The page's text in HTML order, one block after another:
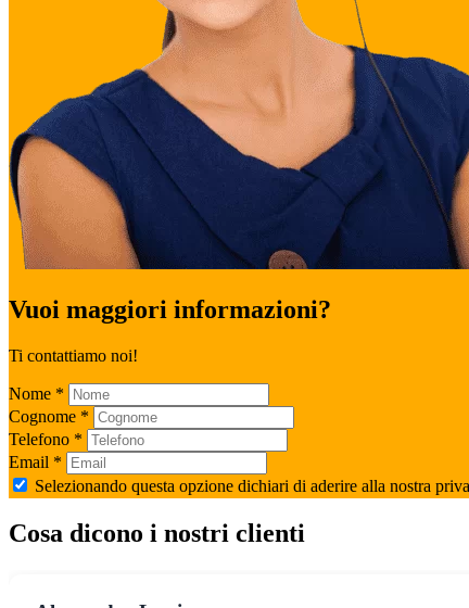
Vuoi maggiori informazioni?
Ti contattiamo noi!
Nome *
Cognome *
Telefono *
Email *
Selezionando questa opzione dichiari di aderire alla nostra
Cosa dicono i nostri clienti